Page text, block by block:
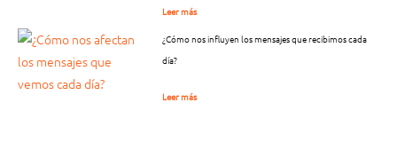
Leer más
¿Cómo nos influyen los mensajes que recibimos cada
día?
Leer más